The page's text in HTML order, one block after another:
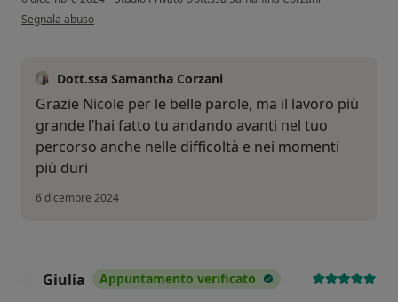
secondo l'opinione dell'utente Nicole Masaia
Segnala abuso
Dott.ssa Samantha Corzani
Grazie Nicole per le belle parole, ma il lavoro più
grande l’hai fatto tu andando avanti nel tuo
percorso anche nelle difficoltà e nei momenti
più duri
6 dicembre 2024
Giulia Appuntamento verificato